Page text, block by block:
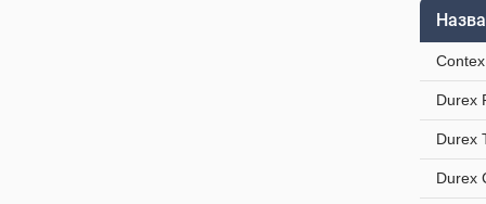
Назва
Durex
Durex
Durex